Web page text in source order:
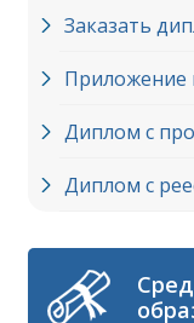
Заказать
Приложение
Диплом с
Диплом с